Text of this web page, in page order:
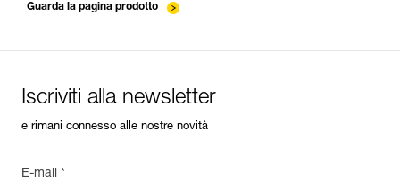
Guarda la pagina prodotto
Iscriviti alla newsletter
e rimani connesso alle nostre novità
E-mail *